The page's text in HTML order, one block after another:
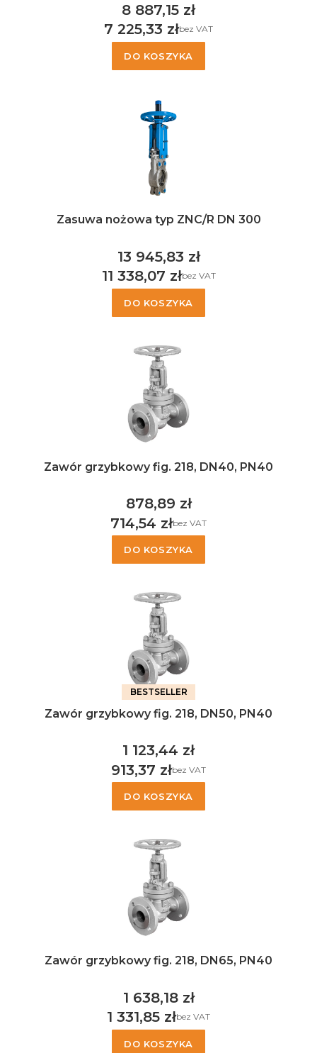
Cena
8 887,15 zł
Cena
7 225,33 złbez VAT
DO KOSZYKA
Zasuwa nożowa typ ZNC/R DN 300
Cena
13 945,83 zł
Cena
11 338,07 złbez VAT
DO KOSZYKA
Zawór grzybkowy fig. 218, DN40, PN40
Cena
878,89 zł
Cena
714,54 złbez VAT
DO KOSZYKA
BESTSELLER
Zawór grzybkowy fig. 218, DN50, PN40
Cena
1 123,44 zł
Cena
913,37 złbez VAT
DO KOSZYKA
Zawór grzybkowy fig. 218, DN65, PN40
Cena
1 638,18 zł
Cena
1 331,85 złbez VAT
DO KOSZYKA